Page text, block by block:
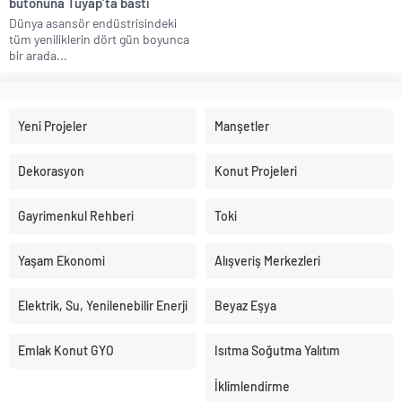
Dünya asansör endüstrisindeki
tüm yeniliklerin dört gün boyunca
bir arada...
Yeni Projeler Manşetler
Dekorasyon Konut Projeleri
Gayrimenkul Rehberi Toki
Yaşam Ekonomi Alışveriş Merkezleri
Elektrik, Su, Yenilenebilir Enerji Beyaz Eşya
Emlak Konut GYO Isıtma Soğutma Yalıtım
İklimlendirme